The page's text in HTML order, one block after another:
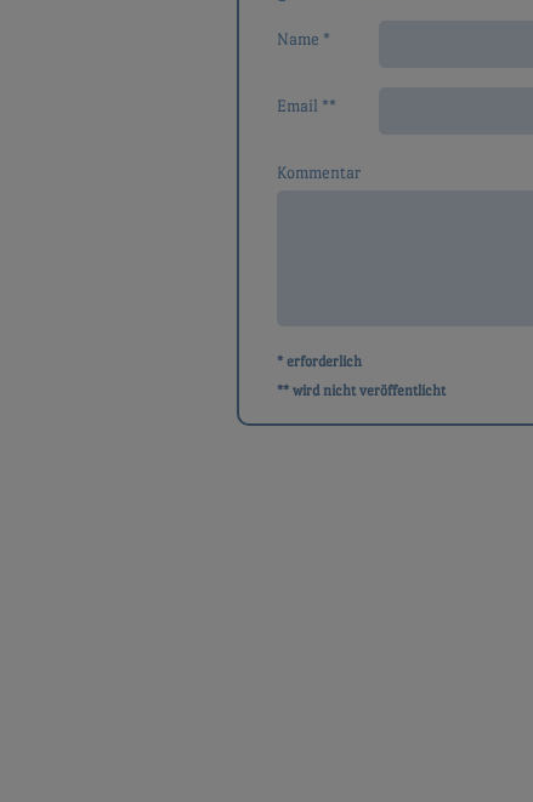
Name *
Email **
Kommentar
* erforderlich
** wird nicht veröffentlicht